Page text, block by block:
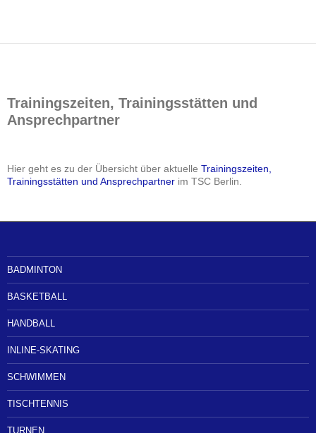
Trainingszeiten, Trainingsstätten und
Ansprechpartner
Hier geht es zu der Übersicht über aktuelle Trainingszeiten,
Trainingsstätten und Ansprechpartner im TSC Berlin.
BADMINTON
BASKETBALL
HANDBALL
INLINE-SKATING
SCHWIMMEN
TISCHTENNIS
TURNEN